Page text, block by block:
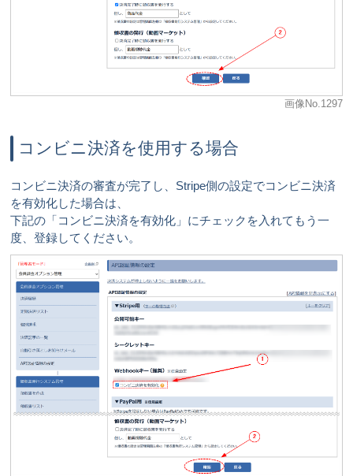
画像No.1297
コンビニ決済を使用する場合
コンビニ決済の審査が完了し、Stripe側の設定でコンビニ決済
を有効化した場合は、
下記の「コンビニ決済を有効化」にチェックを入れてもう一
度、登録してください。